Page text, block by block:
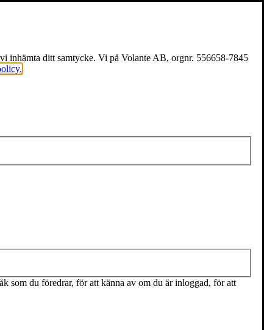
inhämta ditt samtycke. Vi på Volante AB, orgnr. 556658-7845
som du föredrar, för att känna av om du är inloggad, för att